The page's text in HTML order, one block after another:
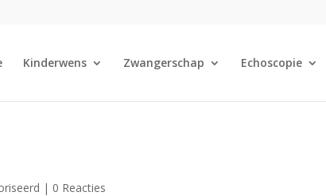
Kinderwens Zwangerschap Echoscopie
| 0 Reacties